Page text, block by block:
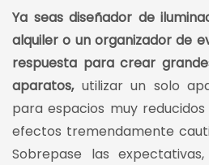
Ya seas diseñador de
alquiler o un organizador de
respuesta para crear
aparatos,utilizar un solo
para espacios muy
efectos tremendamente
Sobrepase las